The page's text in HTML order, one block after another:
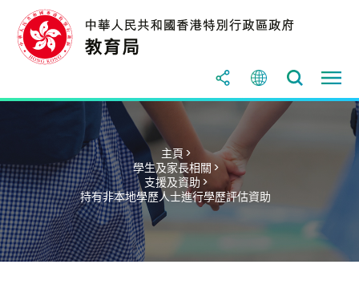
主頁 >
學生及家長相關 >
支援及資助 >
持有非本地學歷人士進行學歷評估資助